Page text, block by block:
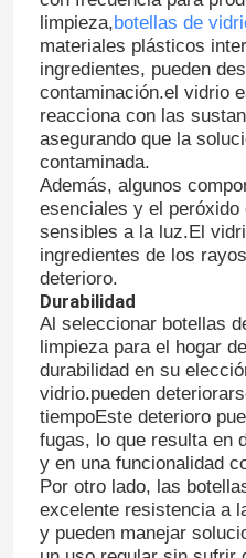
limpieza,botellas de
materiales plásticos
ingredientes, pueden
contaminación.el vidrio
reacciona con las
asegurando que la
contaminada.
Además, algunos
esenciales y el peróxido
sensibles a la luz.El
ingredientes de los
deterioro.
Durabilidad
Al seleccionar botellas
limpieza para el hogar
durabilidad en su
vidrio.pueden
tiempoEste deterioro
fugas, lo que resulta en
y en una funcionalidad
Por otro lado, las
excelente resistencia a
y pueden manejar